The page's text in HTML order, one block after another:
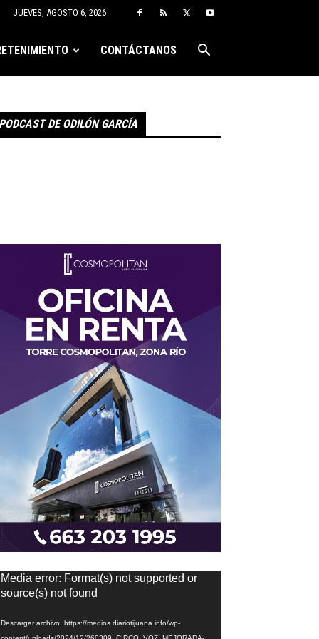
JUEVES, AGOSTO 6, 2026
CONTÁCTANOS
PODCAST DE ODILÓN GARCÍA
Media error: Format(s) not supported or
source(s) not found
Descargar archivo: https://medios.diariotijuana.info/wp-